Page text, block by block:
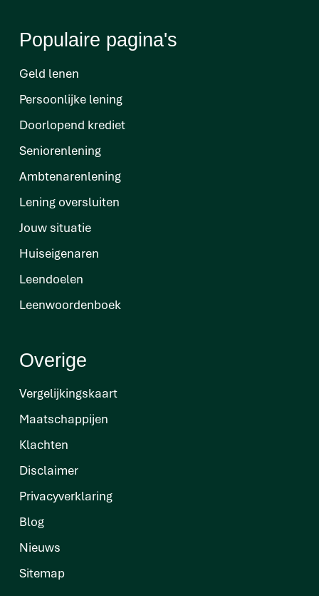
Populaire pagina's
Geld lenen
Persoonlijke lening
Doorlopend krediet
Seniorenlening
Ambtenarenlening
Lening oversluiten
Jouw situatie
Huiseigenaren
Leendoelen
Leenwoordenboek
Overige
Vergelijkingskaart
Maatschappijen
Klachten
Disclaimer
Privacyverklaring
Blog
Nieuws
Sitemap